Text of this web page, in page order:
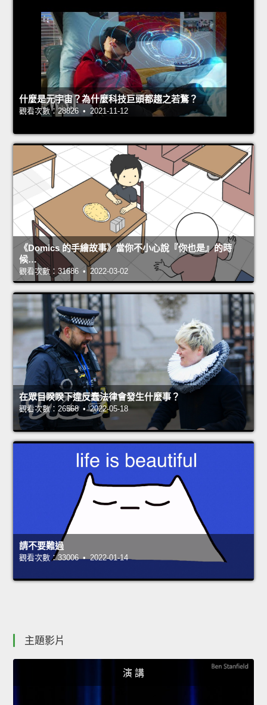
什麼是元宇宙？為什麼科技巨頭都趨之若鶩？
觀看次數：28826 • 2021-11-12
《Domics 的手繪故事》當你不小心說『你也是』的時
候…
觀看次數：31686 • 2022-03-02
在眾目睽睽下違反蠢法律會發生什麼事？
觀看次數：26568 • 2022-05-18
請不要難過
觀看次數：33006 • 2022-01-14
主題影片
演 講